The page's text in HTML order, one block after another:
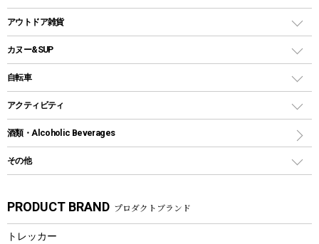
パラソル
テントアクセサリー
ペグ
グランドシート
ガイドロープ
ツール
鉄板、アミ
焚き火台&ストーブ
火起こし
バーベキューツール
クッカーセット
シェラカップ
クッキングツール
ナイフ
カトラリー
マグカップ、カップ
ステンレスボトル
コップ付きタイプ
ワンタッチタイプ
プラスチックボトル
ディズニーボトル
クーラーバッグ
ウォータージャグ
保冷剤
アウトドアキャリー
アウトドア雑貨
バックパック&バッグ
リュック、バックパック
トートバッグ、サコッシュ
ショッピングキャリー
その他アウトドア雑貨
スプレー関係
カヌー&SUP
インフレータブル
カヤック
パドル
ヘルメット
エアーポンプ
自転車
折りたたみ自転車
スポーツサイクル
シティサイクル
自転車ウェア
アクティビティ
マリン
ラッシュガード
パラソル
酒類・Alcoholic Beverages
その他
湯たんぽ
防災用品
PRODUCT BRAND プロダクトブランド
トレッカー